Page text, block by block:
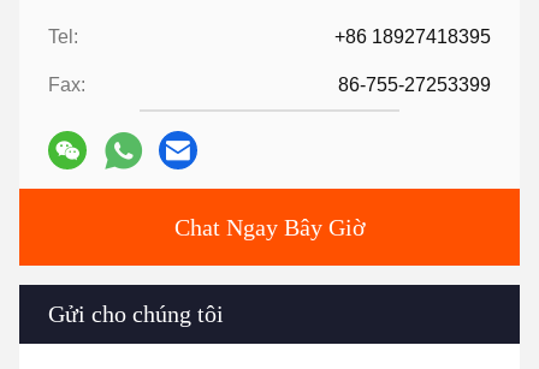
Tel: +86 18927418395
Fax: 86-755-27253399
Chat Ngay Bây Giờ
Gửi cho chúng tôi